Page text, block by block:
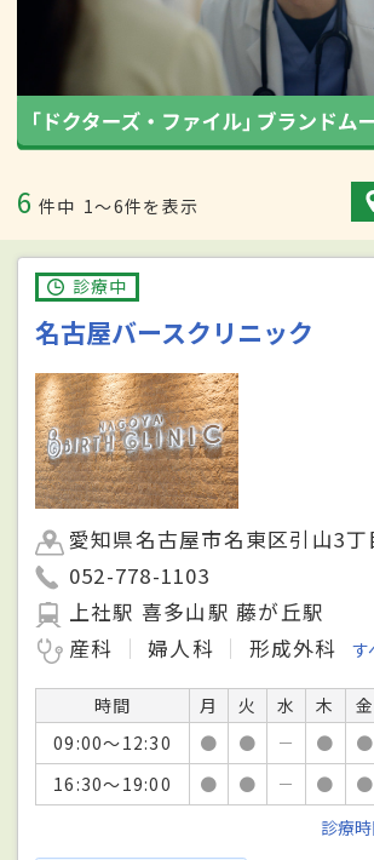
6 件中 1〜6件を表示
診療中
名古屋バースクリニック
愛知県名古屋市名東区引山3丁
052-778-1103
上社駅 喜多山駅 藤が丘駅
産科
婦人科 形成外科 す
時間 月 火 水 木 金
09:00～12:30
● ● － ● ●
16:30～19:00
● ● － ● ●
診療